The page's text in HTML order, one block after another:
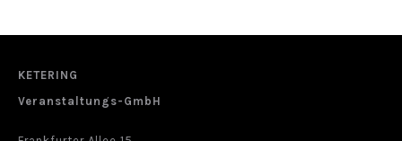
KETERING
Veranstaltungs-GmbH